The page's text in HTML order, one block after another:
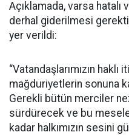
Açıklamada, varsa hatalı
derhal giderilmesi
yer verildi:
“Vatandaşlarımızın haklı
mağduriyetlerin sonuna
Gerekli bütün merciler
sürdürecek ve bu
kadar halkımızın sesini